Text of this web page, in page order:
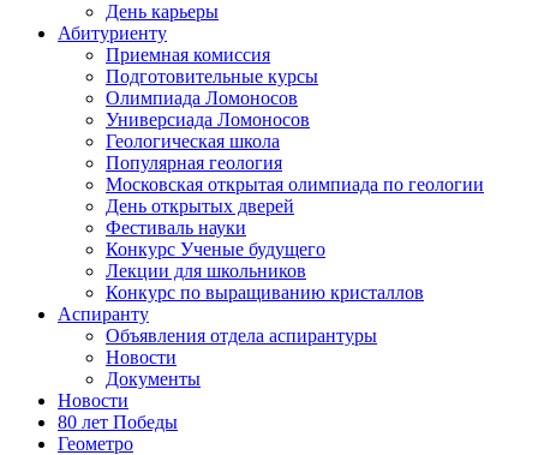
День карьеры
Абитуриенту
Приемная комиссия
Подготовительные курсы
Олимпиада Ломоносов
Универсиада Ломоносов
Геологическая школа
Популярная геология
Московская открытая олимпиада по геологии
День открытых дверей
Фестиваль науки
Конкурс Ученые будущего
Лекции для школьников
Конкурс по выращиванию кристаллов
Аспиранту
Объявления отдела аспирантуры
Новости
Документы
Новости
80 лет Победы
Геометро